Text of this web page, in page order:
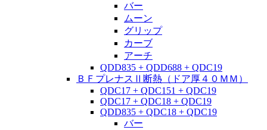
バー
ムーン
グリップ
カーブ
アーチ
QDD835 + QDD688 + QDC19
ＢＦプレナスⅡ断熱（ドア厚４０ＭＭ）
QDC17 + QDC151 + QDC19
QDC17 + QDC18 + QDC19
QDD835 + QDC18 + QDC19
バー